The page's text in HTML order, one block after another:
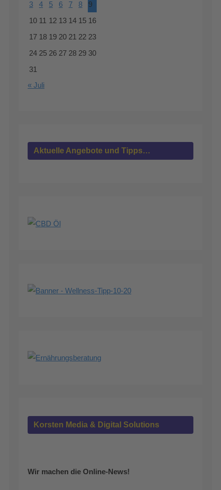
3 4 5 6 7 8 9
10 11 12 13 14 15 16
17 18 19 20 21 22 23
24 25 26 27 28 29 30
31
« Juli
Aktuelle Angebote und Tipps…
Korsten Media & Digital Solutions
Wir machen die Online-News!